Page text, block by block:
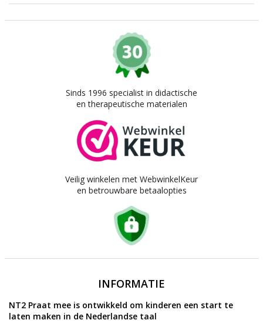
Sinds 1996 specialist in didactische
en therapeutische materialen
Veilig winkelen met WebwinkelKeur
en betrouwbare betaalopties
INFORMATIE
NT2 Praat mee is ontwikkeld om kinderen een start te
laten maken in de Nederlandse taal